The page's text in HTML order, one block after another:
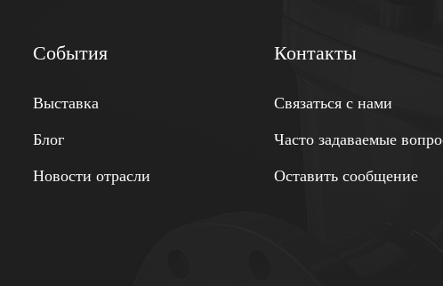
События
Выставка
Блог
Новости отрасли
Контакты
Связаться с нами
Часто задаваемые
Оставить сообщение